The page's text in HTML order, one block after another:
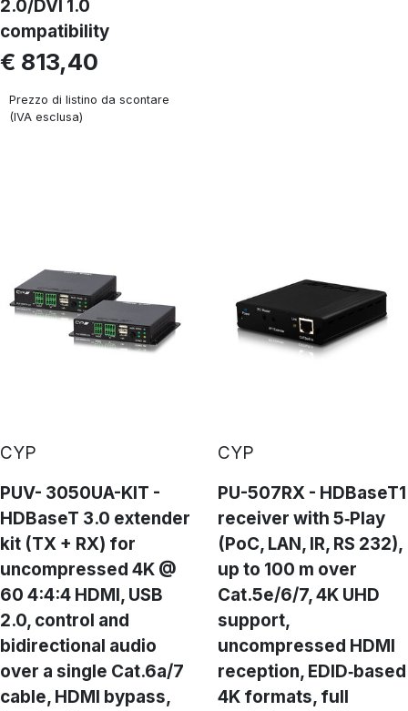
2.0/DVI 1.0
compatibility
€ 813,40
Prezzo di listino da scontare
(IVA esclusa)
CYP
PUV- 3050UA-KIT -
HDBaseT 3.0 extender
kit (TX + RX) for
uncompressed 4K @
60 4:4:4 HDMI, USB
2.0, control and
bidirectional audio
over a single Cat.6a/7
cable, HDMI bypass,
CYP
PU-507RX - HDBaseT1
receiver with 5‑Play
(PoC, LAN, IR, RS 232),
up to 100 m over
Cat.5e/6/7, 4K UHD
support,
uncompressed HDMI
reception, EDID‑based
4K formats, full